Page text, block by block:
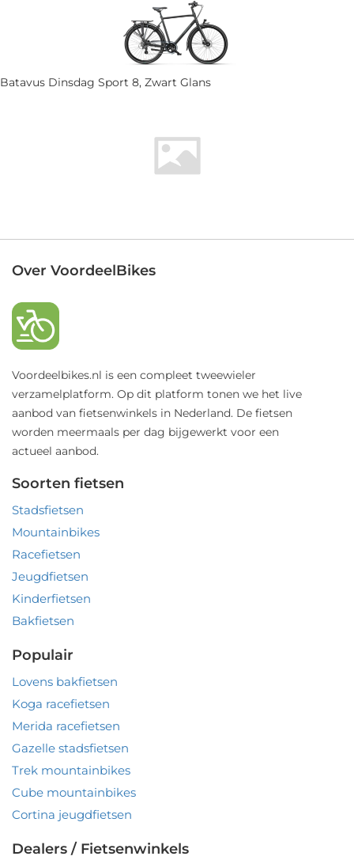
Batavus Dinsdag Sport 8, Zwart Glans
Over VoordeelBikes
Voordeelbikes.nl is een compleet tweewieler
verzamelplatform. Op dit platform tonen we het live
aanbod van fietsenwinkels in Nederland. De fietsen
worden meermaals per dag bijgewerkt voor een
actueel aanbod.
Soorten fietsen
Stadsfietsen
Mountainbikes
Racefietsen
Jeugdfietsen
Kinderfietsen
Bakfietsen
Populair
Lovens bakfietsen
Koga racefietsen
Merida racefietsen
Gazelle stadsfietsen
Trek mountainbikes
Cube mountainbikes
Cortina jeugdfietsen
Dealers / Fietsenwinkels